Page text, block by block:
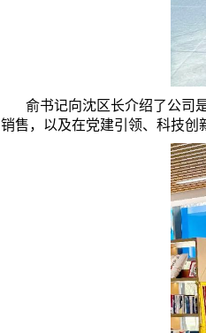
俞书记向沈区长介绍了公司
销售，以及在党建引领、科技